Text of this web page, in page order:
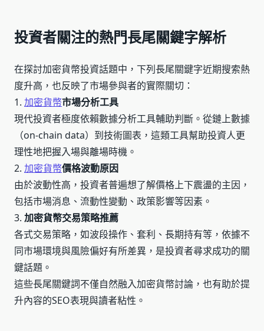
投資者關注的熱門長尾關鍵字解析
在探討加密貨幣投資話題中，下列長尾關鍵字近期搜索熱
度升高，也反映了市場參與者的實際關切：
1. 加密貨幣市場分析工具
現代投資者極度依賴數據分析工具輔助判斷。從鏈上數據
（on-chain data）到技術圖表，這類工具幫助投資人更
理性地把握入場與離場時機。
2. 加密貨幣價格波動原因
由於波動性高，投資者普遍想了解價格上下震盪的主因，
包括市場消息、流動性變動、政策影響等因素。
3. 加密貨幣交易策略推薦
各式交易策略，如波段操作、套利、長期持有等，依據不
同市場環境與風險偏好有所差異，是投資者尋求成功的關
鍵話題。
這些長尾關鍵詞不僅自然融入加密貨幣討論，也有助於提
升內容的SEO表現與讀者粘性。